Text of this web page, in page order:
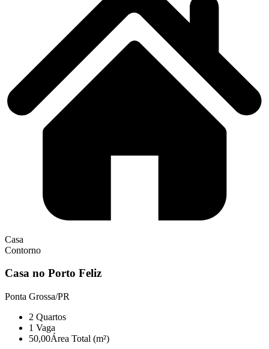
Casa
Contorno
Casa no Porto Feliz
Ponta Grossa/PR
2 Quartos
1 Vaga
50,00Área Total (m²)